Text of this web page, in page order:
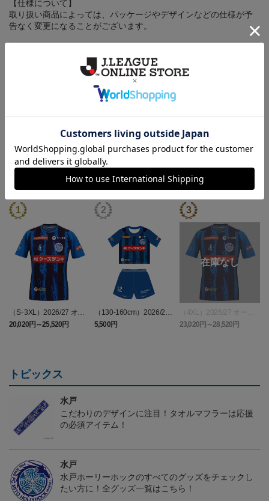
【仕様について】
取り扱い商品によっては、パッケージやデザインなどの仕様が予
告なく変更になることがございます。
決済について
ギフト対応について
（Sｰ3XL）2026/27 オー
センティックユニフォー
ム FP 1st
20,020円～25,520円
（130-160cm）2026/27
キッズユニフォーム FP1s
5,500円
（4XL）2026/27 オーセ
ンティックユニフォーム
FP 1st
23,020円～28,520円
トピックス
水戸
こだわりのデザインに注目！タオルマフラーは応援
の必須アイテム！
水戸
水戸ホーリーホックのすべてのグッズをチェックし
たい方に！全グッズ一覧はこちら！